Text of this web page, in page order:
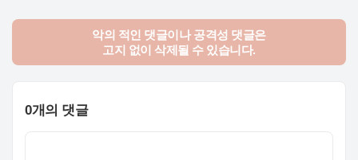
악의 적인 댓글이나 공격성 댓글은
고지 없이 삭제될 수 있습니다.
0개의 댓글